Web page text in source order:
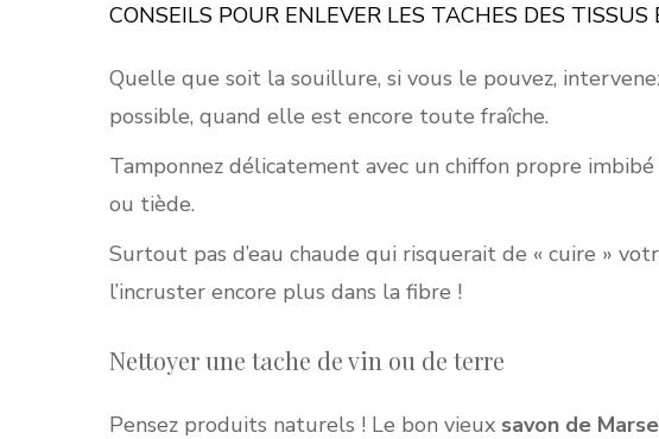
CONSEILS POUR ENLEVER LES TACHES DES TISSUS
Quelle que soit la souillure, si vous le pouvez,
possible, quand elle est encore toute fraîche.
Tamponnez délicatement avec un chiffon propre imbibé
ou tiède.
Surtout pas d’eau chaude qui risquerait de « cuire »
l’incruster encore plus dans la fibre !
Nettoyer une tache de vin ou de terre
Pensez produits naturels ! Le bon vieux savon de